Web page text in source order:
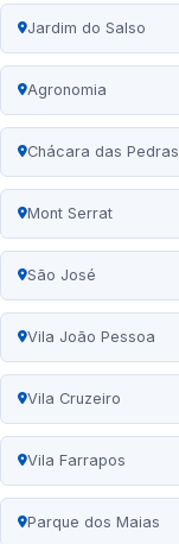
Jardim do Salso
Agronomia
Chácara das Pedras
Mont Serrat
São José
Vila João Pessoa
Vila Cruzeiro
Vila Farrapos
Parque dos Maias